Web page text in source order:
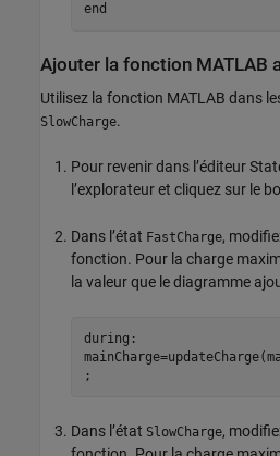
end
Ajouter la fonction MATLAB
Utilisez la fonction MATLAB dans
SlowCharge.
Pour revenir dans l’éditeur
l’explorateur et cliquez sur le
Dans l’état FastCharge,
fonction. Pour la charge
la valeur que le diagramme
during:
;
Dans l’état SlowCharge,